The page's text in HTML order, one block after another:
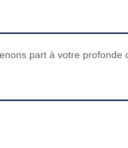
part à votre profonde